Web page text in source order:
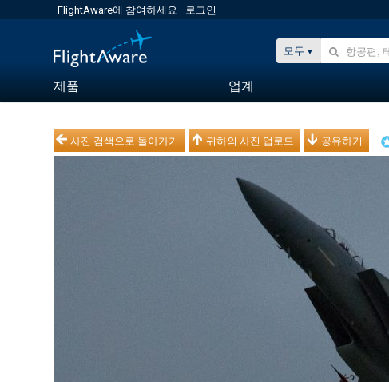
FlightAware에 참여하세요 로그인
모두
제품 업계
사진 검색으로 돌아가기 귀하의 사진 업로드 공유하기